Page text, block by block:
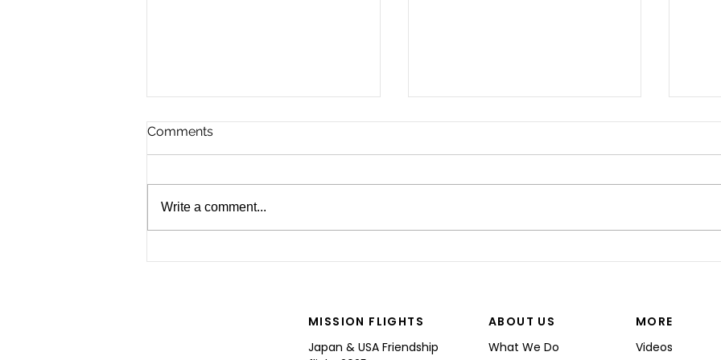
Comments
Write a comment...
MISSION FLIGHTS
Japan & USA Friendship
ABOUT US
What We Do
MORE
Videos